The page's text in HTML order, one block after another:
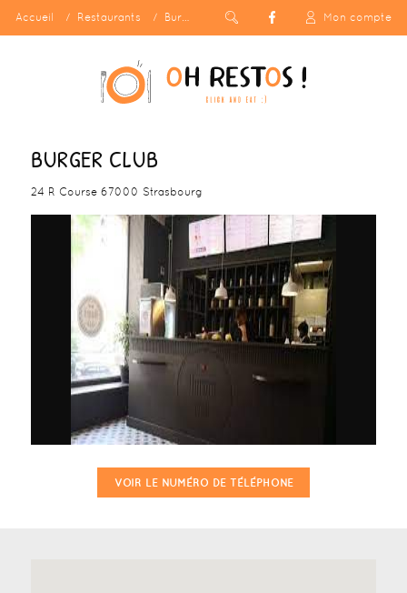
Accueil Restaurants Burger Club Mon compte
BURGER CLUB
24 R Course 67000 Strasbourg
VOIR LE NUMÉRO DE TÉLÉPHONE